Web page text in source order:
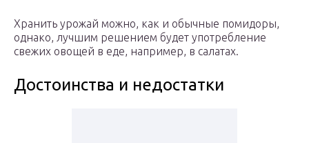
Хранить урожай можно, как и обычные помидоры,
однако, лучшим решением будет употребление
свежих овощей в еде, например, в салатах.
Достоинства и недостатки